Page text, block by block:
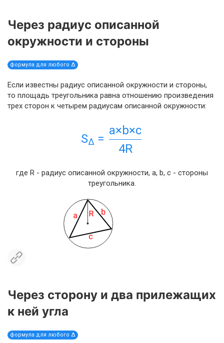
Через радиус описанной
окружности и стороны
формула для любого Δ
Если известны радиус описанной окружности и стороны,
то площадь треугольника равна отношению произведения
трех сторон к четырем радиусам описанной окружности:
SΔ =
a×b×c
4R
где R - радиус описанной окружности, a, b, c - стороны
треугольника.
Через сторону и два прилежащих
к ней угла
формула для любого Δ